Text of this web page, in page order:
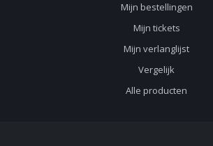
Mijn bestellingen
Mijn tickets
Mijn verlanglijst
Vergelijk
Alle producten